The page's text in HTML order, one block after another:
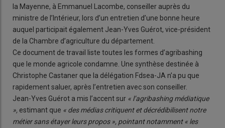
la Mayenne, à Emmanuel Lacombe, conseiller auprès du
ministre de l’Intérieur, lors d’un entretien d’une bonne heure
auquel participait également Jean-Yves Guérot, vice-président
de la Chambre d’agriculture du département.
Ce document de travail liste toutes les formes d’agribashing
que le monde agricole condamne. Une synthèse destinée à
Christophe Castaner que la délégation Fdsea-JA n’a pu que
rapidement saluer, après l’entretien avec son conseiller.
Jean-Yves Guérot a mis l’accent sur « l’agribashing médiatique
», estimant que « des médias critiquent et décrédibilisent notre
métier sans étayer leurs propos », pointant notamment « les